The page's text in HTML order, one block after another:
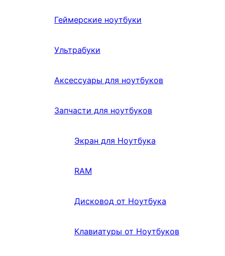
Геймерские ноутбуки
Ультрабуки
Аксессуары для ноутбуков
Запчасти для ноутбуков
Экран для Ноутбука
RAM
Дисковод от Ноутбука
Клавиатуры от Ноутбуков